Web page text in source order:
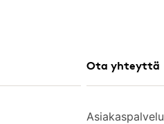
Ota yhteyttä
Asiakaspalvelu